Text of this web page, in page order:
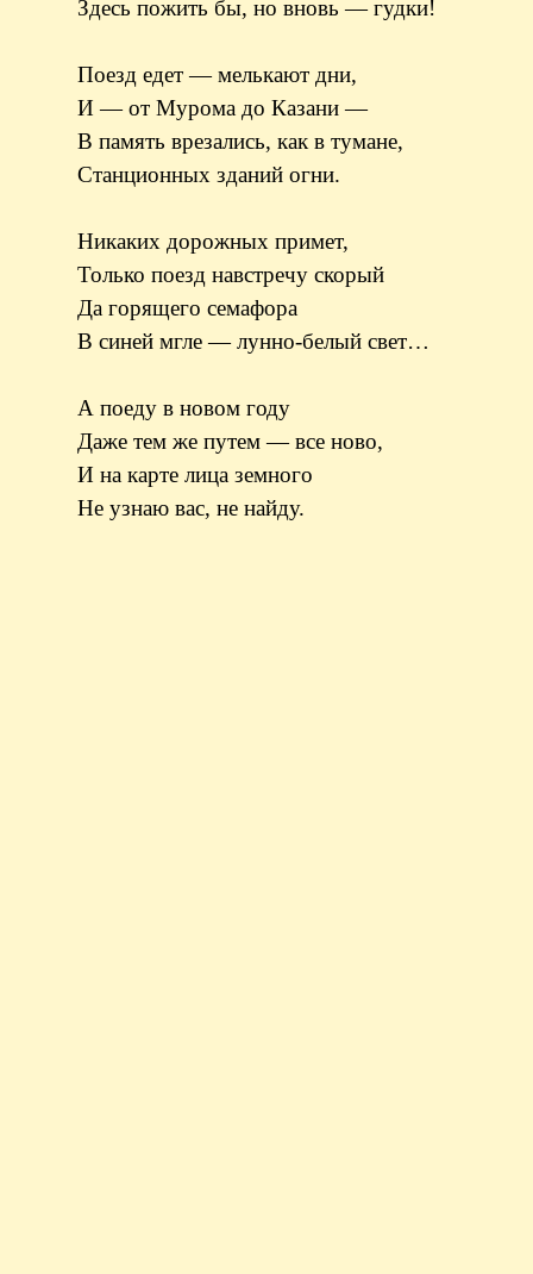
Здесь пожить бы, но вновь — гудки!
Поезд едет — мелькают дни,
И — от Мурома до Казани —
В память врезались, как в тумане,
Станционных зданий огни.
Никаких дорожных примет,
Только поезд навстречу скорый
Да горящего семафора
В синей мгле — лунно-белый свет…
А поеду в новом году
Даже тем же путем — все ново,
И на карте лица земного
Не узнаю вас, не найду.